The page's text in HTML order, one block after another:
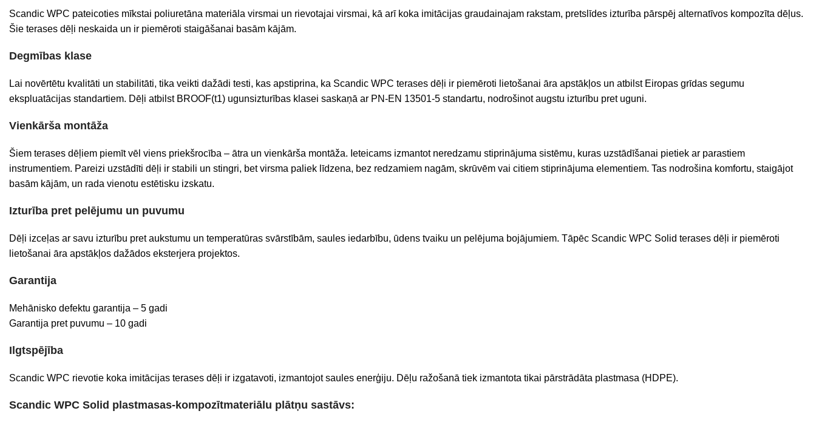
Scandic WPC pateicoties mīkstai poliuretāna materiāla virsmai un rievotajai virsmai, kā arī koka imitācijas graudainajam rakstam, pretslīdes izturība pārspēj alternatīvos kompozīta dēļus.
Šie terases dēļi neskaida un ir piemēroti staigāšanai basām kājām.
Degmības klase
Lai novērtētu kvalitāti un stabilitāti, tika veikti dažādi testi, kas apstiprina, ka Scandic WPC terases dēļi ir piemēroti lietošanai āra apstākļos un atbilst Eiropas grīdas segumu
ekspluatācijas standartiem. Dēļi atbilst BROOF(t1) ugunsizturības klasei saskaņā ar PN-EN 13501-5 standartu, nodrošinot augstu izturību pret uguni.
Vienkārša montāža
Šiem terases dēļiem piemīt vēl viens priekšrocība – ātra un vienkārša montāža. Ieteicams izmantot neredzamu stiprinājuma sistēmu, kuras uzstādīšanai pietiek ar parastiem
instrumentiem. Pareizi uzstādīti dēļi ir stabili un stingri, bet virsma paliek līdzena, bez redzamiem nagām, skrūvēm vai citiem stiprinājuma elementiem. Tas nodrošina komfortu, staigājot
basām kājām, un rada vienotu estētisku izskatu.
Izturība pret pelējumu un puvumu
Dēļi izceļas ar savu izturību pret aukstumu un temperatūras svārstībām, saules iedarbību, ūdens tvaiku un pelējuma bojājumiem. Tāpēc Scandic WPC Solid terases dēļi ir piemēroti
lietošanai āra apstākļos dažādos eksterjera projektos.
Garantija
Mehānisko defektu garantija – 5 gadi
Garantija pret puvumu – 10 gadi
Ilgtspējība
Scandic WPC rievotie koka imitācijas terases dēļi ir izgatavoti, izmantojot saules enerģiju. Dēļu ražošanā tiek izmantota tikai pārstrādāta plastmasa (HDPE).
Scandic WPC Solid plastmasas-kompozītmateriālu plātņu sastāvs: